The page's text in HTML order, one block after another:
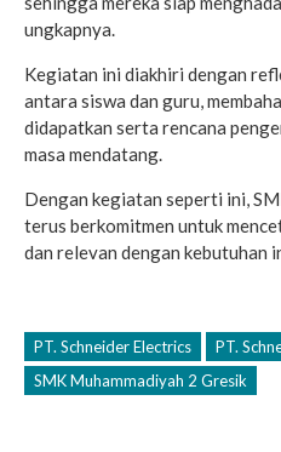
ungkapnya.
Kegiatan ini diakhiri dengan
antara siswa dan guru,
didapatkan serta rencana
masa mendatang.
Dengan kegiatan seperti ini,
terus berkomitmen untuk
dan relevan dengan kebutuhan
PT. Schneider Electrics
PT.
SMK Muhammadiyah 2 Gresik